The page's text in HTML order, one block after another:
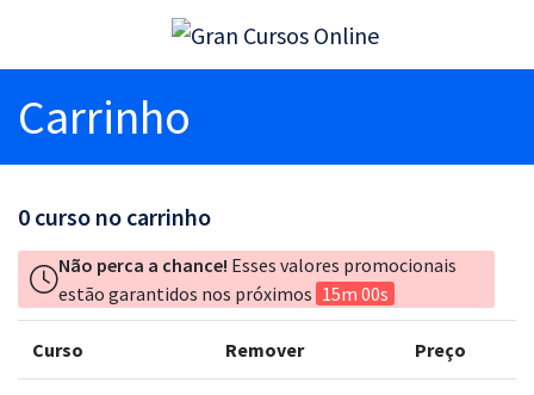
Carrinho
0 curso no carrinho
Não perca a chance! Esses valores promocionais
estão garantidos nos próximos 15m 00s
Curso Remover Preço